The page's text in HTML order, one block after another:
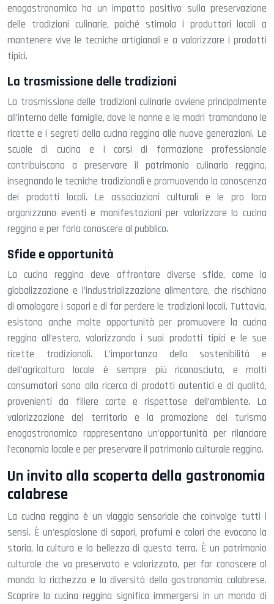
enogastronomico ha un impatto positivo sulla preservazione
delle tradizioni culinarie, poiché stimola i produttori locali a
mantenere vive le tecniche artigianali e a valorizzare i prodotti
tipici.
La trasmissione delle tradizioni
La trasmissione delle tradizioni culinarie avviene principalmente
all’interno delle famiglie, dove le nonne e le madri tramandano le
ricette e i segreti della cucina reggina alle nuove generazioni. Le
scuole di cucina e i corsi di formazione professionale
contribuiscono a preservare il patrimonio culinario reggino,
insegnando le tecniche tradizionali e promuovendo la conoscenza
dei prodotti locali. Le associazioni culturali e le pro loco
organizzano eventi e manifestazioni per valorizzare la cucina
reggina e per farla conoscere al pubblico.
Sfide e opportunità
La cucina reggina deve affrontare diverse sfide, come la
globalizzazione e l’industrializzazione alimentare, che rischiano
di omologare i sapori e di far perdere le tradizioni locali. Tuttavia,
esistono anche molte opportunità per promuovere la cucina
reggina all’estero, valorizzando i suoi prodotti tipici e le sue
ricette tradizionali. L’importanza della sostenibilità e
dell’agricoltura locale è sempre più riconosciuta, e molti
consumatori sono alla ricerca di prodotti autentici e di qualità,
provenienti da filiere corte e rispettose dell’ambiente. La
valorizzazione del territorio e la promozione del turismo
enogastronomico rappresentano un’opportunità per rilanciare
l’economia locale e per preservare il patrimonio culturale reggino.
Un invito alla scoperta della gastronomia
calabrese
La cucina reggina è un viaggio sensoriale che coinvolge tutti i
sensi. È un’esplosione di sapori, profumi e colori che evocano la
storia, la cultura e la bellezza di questa terra. È un patrimonio
culturale che va preservato e valorizzato, per far conoscere al
mondo la ricchezza e la diversità della gastronomia calabrese.
Scoprire la cucina reggina significa immergersi in un mondo di